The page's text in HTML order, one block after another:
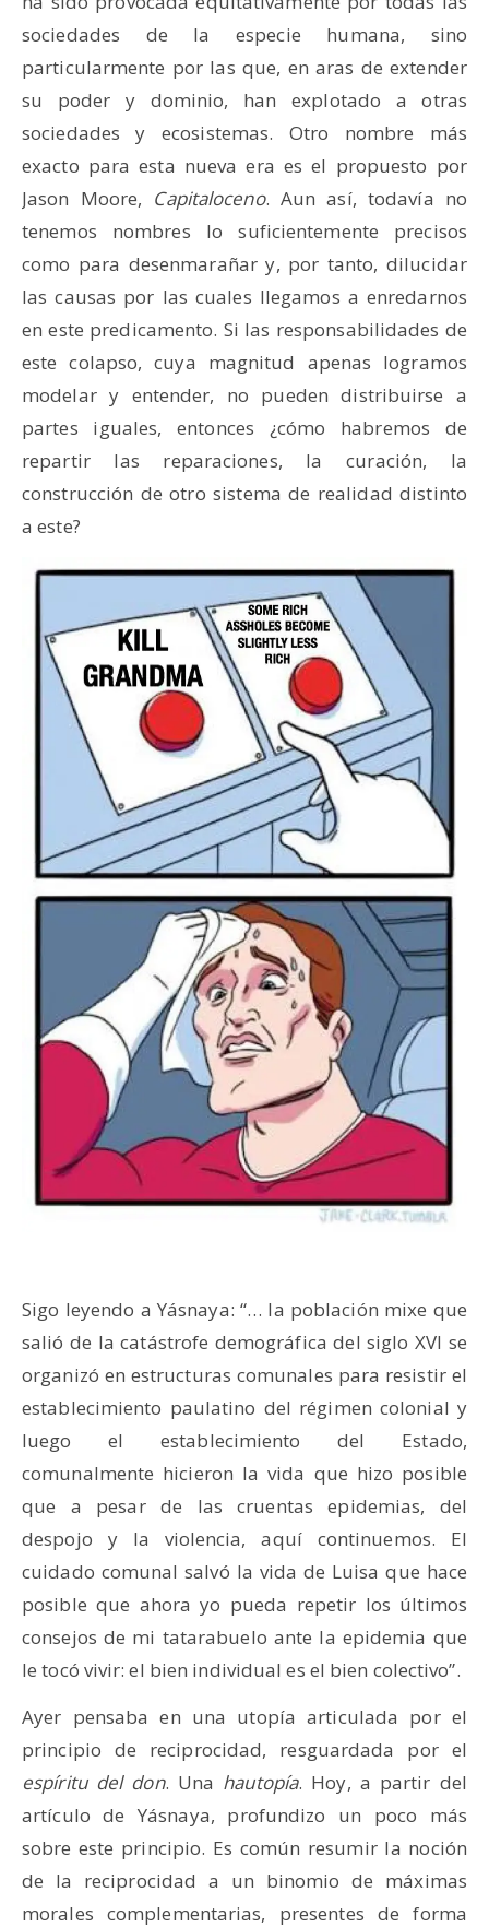
sociedades de la especie humana, sino
particularmente por las que, en aras de extender
su poder y dominio, han explotado a otras
sociedades y ecosistemas. Otro nombre más
exacto para esta nueva era es el propuesto por
Jason Moore, Capitaloceno. Aun así, todavía no
tenemos nombres lo suficientemente precisos
como para desenmarañar y, por tanto, dilucidar
las causas por las cuales llegamos a enredarnos
en este predicamento. Si las responsabilidades de
este colapso, cuya magnitud apenas logramos
modelar y entender, no pueden distribuirse a
partes iguales, entonces ¿cómo habremos de
repartir las reparaciones, la curación, la
construcción de otro sistema de realidad distinto
a este?
Sigo leyendo a Yásnaya: “… la población mixe que
salió de la catástrofe demográfica del siglo XVI se
organizó en estructuras comunales para resistir el
establecimiento paulatino del régimen colonial y
luego el establecimiento del Estado,
comunalmente hicieron la vida que hizo posible
que a pesar de las cruentas epidemias, del
despojo y la violencia, aquí continuemos. El
cuidado comunal salvó la vida de Luisa que hace
posible que ahora yo pueda repetir los últimos
consejos de mi tatarabuelo ante la epidemia que
le tocó vivir: el bien individual es el bien colectivo”.
Ayer pensaba en una utopía articulada por el
principio de reciprocidad, resguardada por el
espíritu del don. Una hautopía. Hoy, a partir del
artículo de Yásnaya, profundizo un poco más
sobre este principio. Es común resumir la noción
de la reciprocidad a un binomio de máximas
morales complementarias, presentes de forma